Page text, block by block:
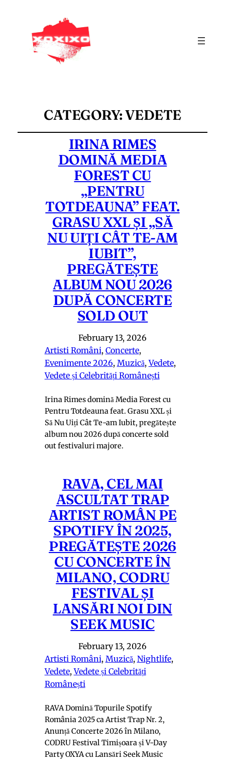
CATEGORY:VEDETE
IRINA RIMES
DOMINĂ MEDIA
FOREST CU
„PENTRU
TOTDEAUNA” FEAT.
GRASU XXL ȘI „SĂ
NU UIȚI CÂT TE-AM
IUBIT”,
PREGĂTEȘTE
ALBUM NOU 2026
DUPĂ CONCERTE
SOLD OUT
February 13, 2026
Artisti Români, Concerte ,
Evenimente 2026, Muzică, Vedete ,
Vedete și Celebrități Românești
Irina Rimes domină Media Forest cu
Pentru Totdeauna feat. Grasu XXL și
Să Nu Uiți Cât Te-am Iubit, pregătește
album nou 2026 după concerte sold
out festivaluri majore.
RAVA, CEL MAI
ASCULTAT TRAP
ARTIST ROMÂN PE
SPOTIFY ÎN 2025,
PREGĂTEȘTE 2026
CU CONCERTE ÎN
MILANO, CODRU
FESTIVAL ȘI
LANSĂRI NOI DIN
SEEK MUSIC
February 13, 2026
Artisti Români, Muzică, Nightlife ,
Vedete, Vedete și Celebrități
Românești
RAVA Domină Topurile Spotify
România 2025 ca Artist Trap Nr. 2,
Anunță Concerte 2026 în Milano,
CODRU Festival Timișoara și V-Day
Party OXYA cu Lansări Seek Music